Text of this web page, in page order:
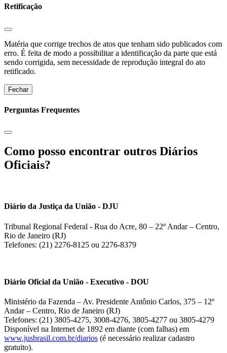
Retificação
Matéria que corrige trechos de atos que tenham sido publicados com
erro. É feita de modo a possibilitar a identificação da parte que está
sendo corrigida, sem necessidade de reprodução integral do ato
retificado.
Fechar
Perguntas Frequentes
Como posso encontrar outros Diários
Oficiais?
Diário da Justiça da União - DJU
Tribunal Regional Federal - Rua do Acre, 80 – 22º Andar – Centro,
Rio de Janeiro (RJ)
Telefones: (21) 2276-8125 ou 2276-8379
Diário Oficial da União - Executivo - DOU
Ministério da Fazenda – Av. Presidente Antônio Carlos, 375 – 12º
Andar – Centro, Rio de Janeiro (RJ)
Telefones: (21) 3805-4275, 3008-4276, 3805-4277 ou 3805-4279
Disponível na Internet de 1892 em diante (com falhas) em
www.jusbrasil.com.br/diarios (é necessário realizar cadastro
gratuito).